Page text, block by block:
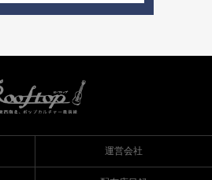
運営会社